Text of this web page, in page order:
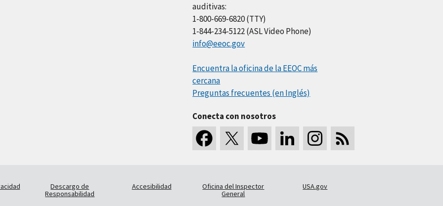
auditivas:
1-800-669-6820 (TTY)
1-844-234-5122 (ASL Video Phone)
info@eeoc.gov
Encuentra la oficina de la EEOC más
cercana
Preguntas frecuentes (en Inglés)
Conecta con nosotros
Descargo de
Responsabilidad
Accesibilidad
Oficina del Inspector
General
USA.gov